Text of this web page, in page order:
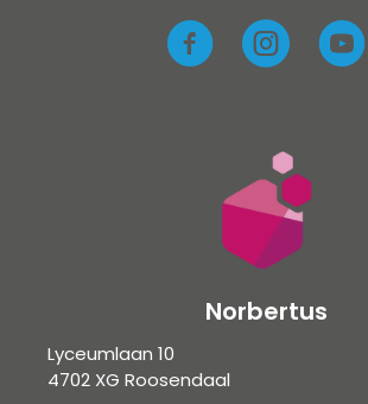
Norbertus
Lyceumlaan 10
4702 XG Roosendaal